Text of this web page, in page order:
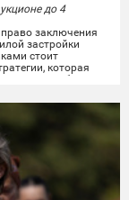
до 4
заключения
застройки
стоит
которая
досуг, рабочие